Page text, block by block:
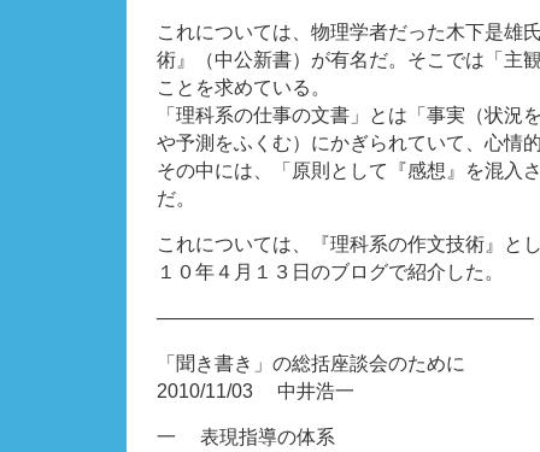
これについては、物理学者だった木下是雄
術』（中公新書）が有名だ。そこでは「主
ことを求めている。
「理科系の仕事の文書」とは「事実（状況
や予測をふくむ）にかぎられていて、心情
その中には、「原則として『感想』を混入
だ。
これについては、『理科系の作文技術』と
１０年４月１３日のブログで紹介した。
———————————————————–
「聞き書き」の総括座談会のために
2010/11/03 中井浩一
一 表現指導の体系